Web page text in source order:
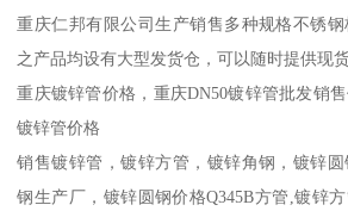
重庆仁邦有限公司生产销售多种规格不锈
之产品均设有大型发货仓，可以随时提供现
重庆镀锌管价格，重庆DN50镀锌管批发销
镀锌管价格
销售镀锌管，镀锌方管，镀锌角钢，镀锌
钢生产厂，镀锌圆钢价格Q345B方管,镀锌